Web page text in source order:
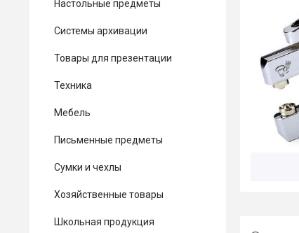
Настольные предметы
Системы архивации
Товары для презентации
Техника
Мебель
Письменные предметы
Сумки и чехлы
Хозяйственные товары
Школьная продукция